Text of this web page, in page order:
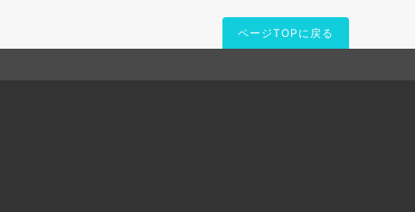
ページTOPに戻る